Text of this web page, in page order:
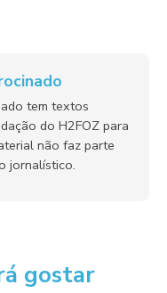
tem textos
do H2FOZ para
não faz parte
jornalístico.
gostar